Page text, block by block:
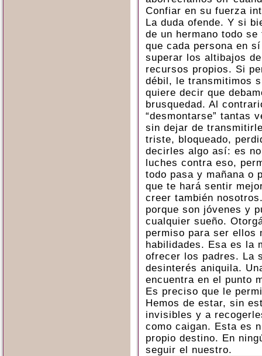
Confiar en su fuerza
La duda ofende. Y si
de un hermano todo
que cada persona en
superar los altibajos
recursos propios. Si
débil, le transmitimos
quiere decir que
brusquedad. Al
“desmontarse” tantas
sin dejar de
triste, bloqueado,
decirles algo así: es
luches contra eso,
todo pasa y mañana o
que te hará sentir
creer también
porque son jóvenes y
cualquier sueño.
permiso para ser ellos
habilidades. Esa es la
ofrecer los padres. La
desinterés aniquila.
encuentra en el punto
Es preciso que le
Hemos de estar, sin
invisibles y a
como caigan. Esta es
propio destino. En
seguir el nuestro.